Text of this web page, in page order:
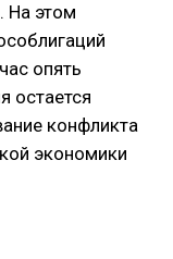
На этом
опять
остается
конфликта
экономики